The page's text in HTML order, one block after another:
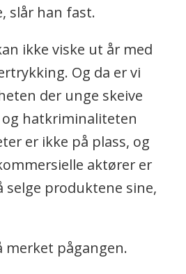
slår han fast.
ikke viske ut år med
Og da er vi
der unge skeive
hatkriminaliteten
er ikke på plass, og
aktører er
selge produktene sine,
merket pågangen.